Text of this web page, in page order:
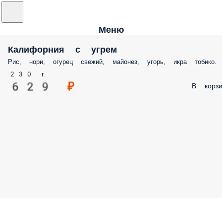
Меню
Калифорния с угрем
Рис, нори, огурец свежий, майонез, угорь, икра тобико.
230 г.
629 ₽ В